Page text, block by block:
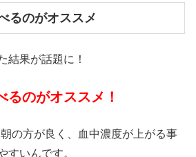
るのがオススメ
結果が話題に！
るのがオススメ！
の方が良く、血中濃度が上がる事
すいんです。